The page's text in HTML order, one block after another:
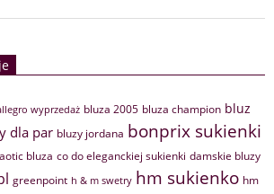
wyprzedaż bluza 2005 bluza champion bluz
dla par bluzy jordana bonprix sukienki
bluza co do eleganckiej sukienki damskie bluzy
greenpoint h & m swetry hm sukienko hm